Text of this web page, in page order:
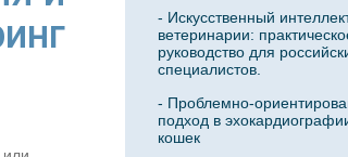
- Искусственный
ветеринарии:
руководство для
специалистов.
- Проблемно-
подход в
кошек